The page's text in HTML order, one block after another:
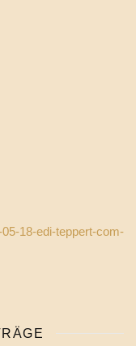
05-18-edi-teppert-com-